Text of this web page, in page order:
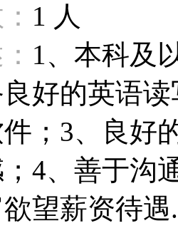
1 人
1、本科及
好的英语
；3、良好
4、善于沟
望薪资待遇